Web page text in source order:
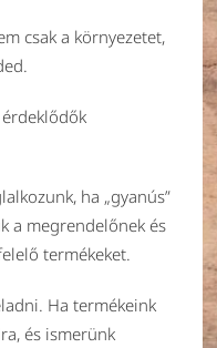
csak a környezetet,
ha „gyanús”
a megrendelőnek és
termékeket.
Ha termékeink
és ismerünk